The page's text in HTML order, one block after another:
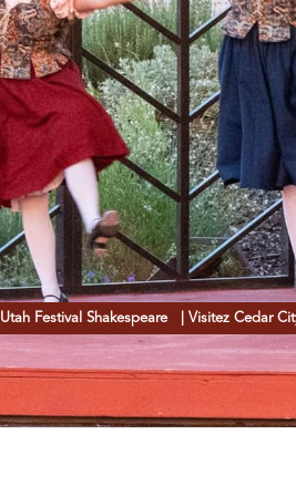
Utah Festival Shakespeare | Visitez Cedar